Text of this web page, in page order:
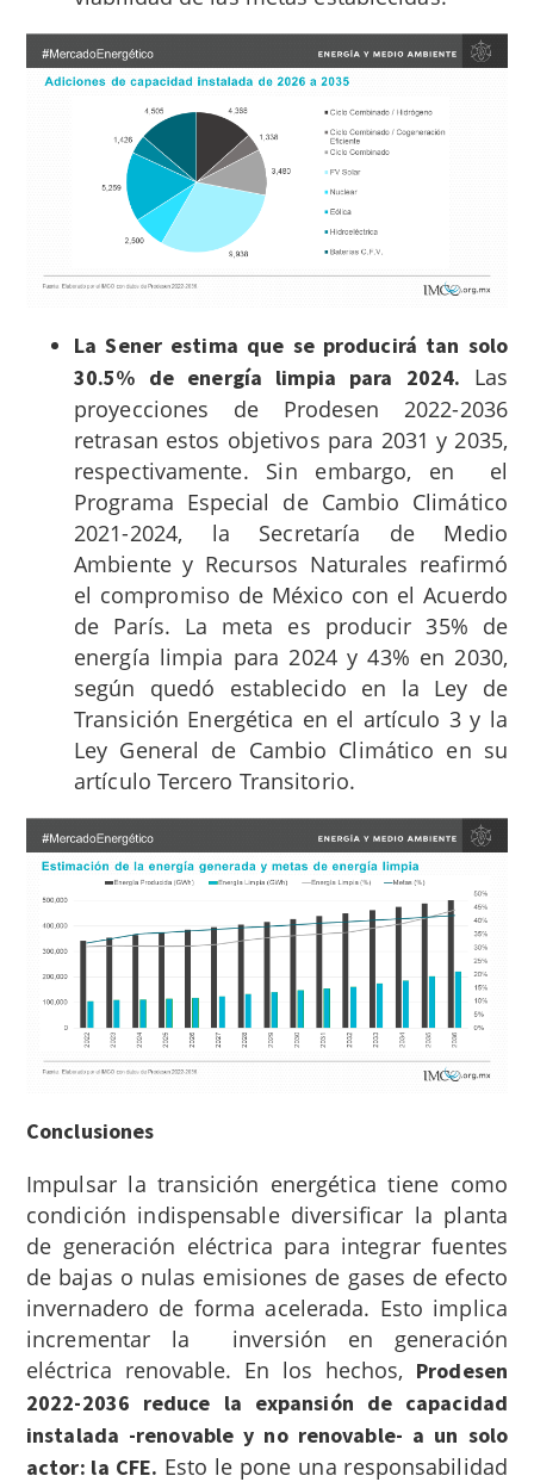
La Sener estima que se producirá tan solo
30.5% de energía limpia para 2024. Las
proyecciones de Prodesen 2022-2036
retrasan estos objetivos para 2031 y 2035,
respectivamente. Sin embargo, en el
Programa Especial de Cambio Climático
2021-2024, la Secretaría de Medio
Ambiente y Recursos Naturales reafirmó
el compromiso de México con el Acuerdo
de París. La meta es producir 35% de
energía limpia para 2024 y 43% en 2030,
según quedó establecido en la Ley de
Transición Energética en el artículo 3 y la
Ley General de Cambio Climático en su
artículo Tercero Transitorio.
Conclusiones
Impulsar la transición energética tiene como
condición indispensable diversificar la planta
de generación eléctrica para integrar fuentes
de bajas o nulas emisiones de gases de efecto
invernadero de forma acelerada. Esto implica
incrementar la inversión en generación
eléctrica renovable. En los hechos, Prodesen
2022-2036 reduce la expansión de capacidad
instalada -renovable y no renovable- a un solo
actor: la CFE. Esto le pone una responsabilidad